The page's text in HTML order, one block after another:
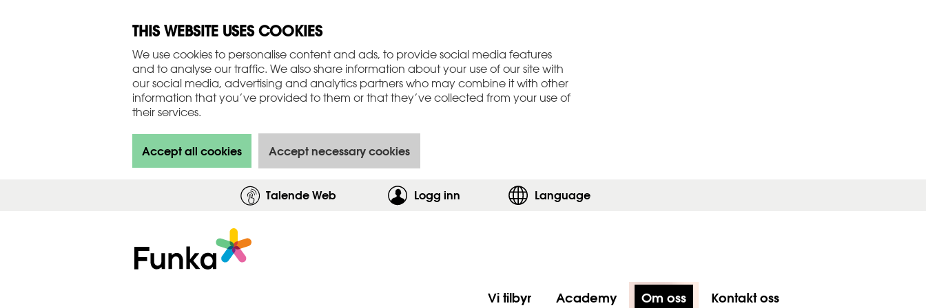
THIS WEBSITE USES COOKIES
We use cookies to personalise content and ads, to provide social media features
and to analyse our traffic. We also share information about your use of our site with
our social media, advertising and analytics partners who may combine it with other
information that you’ve provided to them or that they’ve collected from your use of
their services.
Accept all cookies Accept necessary cookies
Talende Web Logg inn ,vis innloggingsskjemaet
Language
Vi tilbyr Academy Om oss Kontakt oss